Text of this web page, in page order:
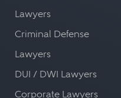
Lawyers
Criminal Defense
Lawyers
DUI / DWI Lawyers
Corporate Lawyers